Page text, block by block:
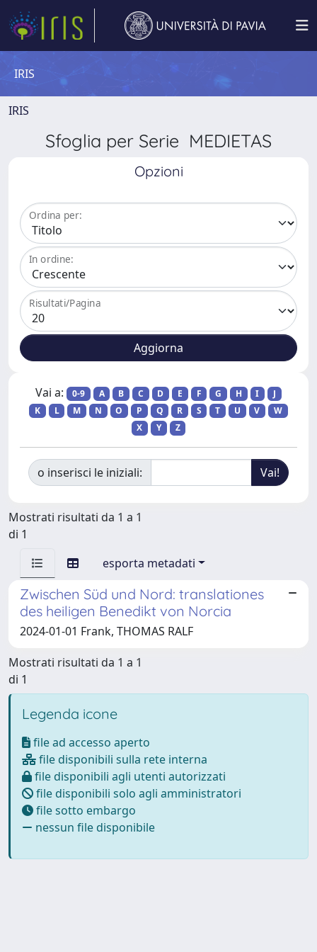
IRIS
IRIS
Sfoglia per Serie MEDIETAS
Opzioni
Ordina per:
In ordine:
Risultati/Pagina
Vai a: 0-9 A B C D E F G H I
J
K
L M N O P Q R S T U V
W
X
Y Z
o inserisci le iniziali:
Mostrati risultati da 1 a 1
di 1
esporta metadati
Zwischen Süd und Nord: translationes
des heiligen Benedikt von Norcia
2024-01-01 Frank, THOMAS RALF
Mostrati risultati da 1 a 1
di 1
Legenda icone
file ad accesso aperto
file disponibili sulla rete interna
file disponibili agli utenti autorizzati
file disponibili solo agli amministratori
file sotto embargo
nessun file disponibile